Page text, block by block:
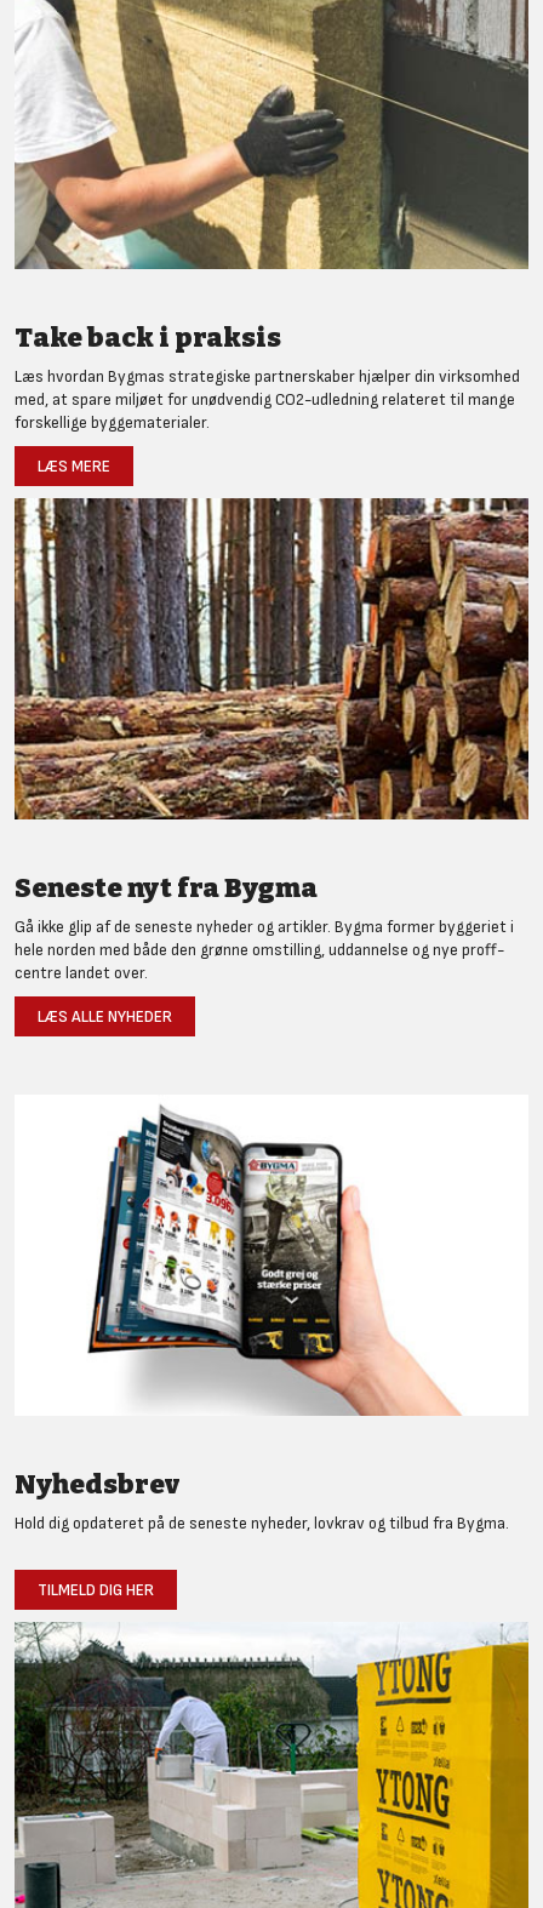
Take back i praksis
Læs hvordan Bygmas strategiske partnerskaber hjælper din virksomhed
med, at spare miljøet for unødvendig CO2-udledning relateret til mange
forskellige byggematerialer.
LÆS MERE
Seneste nyt fra Bygma
Gå ikke glip af de seneste nyheder og artikler. Bygma former byggeriet i
hele norden med både den grønne omstilling, uddannelse og nye proff-
centre landet over.
LÆS ALLE NYHEDER
Nyhedsbrev
Hold dig opdateret på de seneste nyheder, lovkrav og tilbud fra Bygma.
TILMELD DIG HER